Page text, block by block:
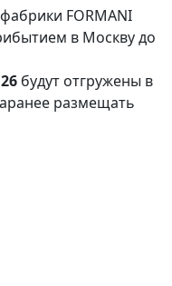
FORMANI
в Москву до
будут отгружены в
размещать